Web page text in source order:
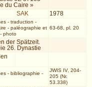
du Caire »
SAK
1978
- traduction -
- paléographie et
- photo
63-68, pl. 20
der Spätzeit.
26. Dynastie
- bibliographie -
JWIS IV, 204-
205 (Nr.
53.338)